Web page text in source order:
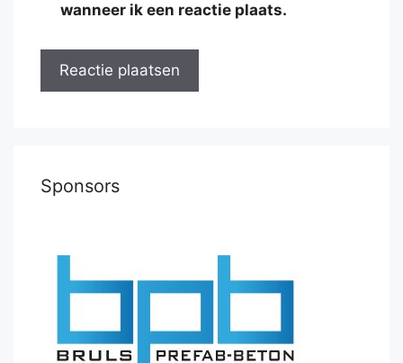
wanneer ik een reactie plaats.
Sponsors